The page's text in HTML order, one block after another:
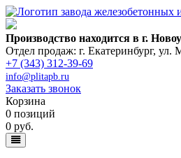
Производство находится в г.
Отдел продаж: г. Екатеринбург, ул.
+7 (343) 312-39-69
info@plitapb.ru
Заказать звонок
Корзина
0 позиций
0 руб.